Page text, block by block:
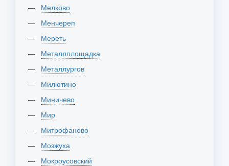
Мелково
Менчереп
Мереть
Металлплощадка
Металлургов
Милютино
Миничево
Мир
Митрофаново
Мозжуха
Мокроусовский